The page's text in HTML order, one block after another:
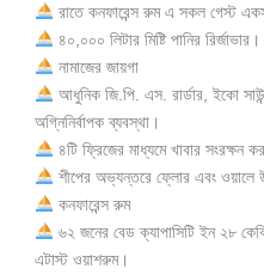
রাতে কনফারেন্স রুম এ সকল গেস্ট
৪০,০০০ লিটার মিষ্টি পানির রির্জাভার।
নামাজের জায়গা
আধুনিক জি.পি. এস. রার্ডার, ইকো
অগ্নিনির্বাপক ব্যবস্থা।
৪টি ফ্রিজের মাধ্যমে খাবার সংরক্ষন
শীপের অভ্যন্তরে ফ্লোর এবং ওয়ালে
কনফারেন্স রুম
৬২ জনের বেড ক্যাপাসিটি ইন ২৮
এটাস্ট ওয়াশরুম।